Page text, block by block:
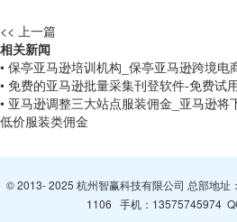
<< 上一篇
相关新闻
• 保亭亚马逊培训机构_保亭亚马逊跨境电
• 免费的亚马逊批量采集刊登软件-免费试
• 亚马逊调整三大站点服装佣金_亚马逊将
低价服装类佣金
© 2013- 2025 杭州智赢科技有限公司 总部地址
1106 手机： 13575745974